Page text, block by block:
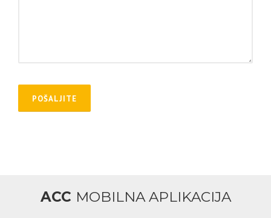
ACC MOBILNA APLIKACIJA